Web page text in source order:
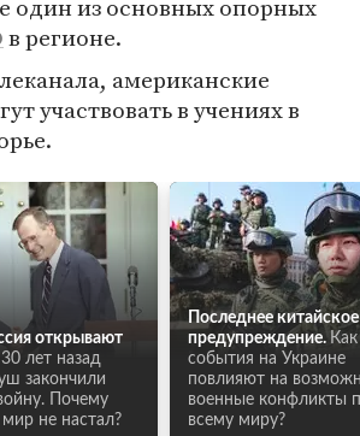
один из основных опорных
в регионе.
американские
участвовать в учениях в
открывают
30 лет назад
закончили
Почему
не настал?
Последнее китайское
предупреждение. Как
события на Украине
повлияют на
военные конфликты
всему миру?